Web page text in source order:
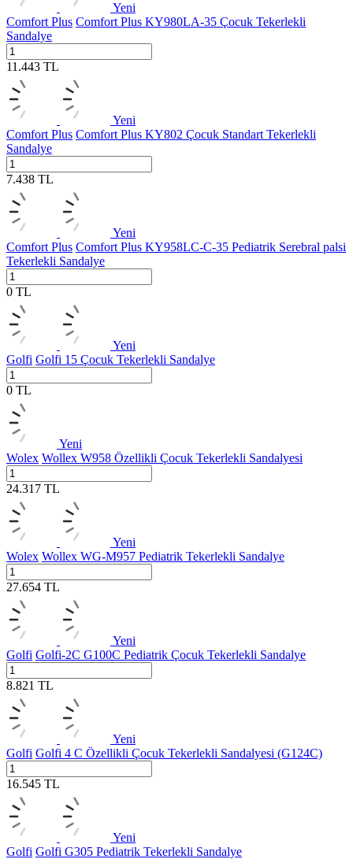
Yeni
Comfort Plus Comfort Plus KY980LA-35 Çocuk Tekerlekli
Sandalye
11.443 TL
Yeni
Comfort Plus Comfort Plus KY802 Çocuk Standart Tekerlekli
Sandalye
7.438 TL
Yeni
Comfort Plus Comfort Plus KY958LC-C-35 Pediatrik Serebral palsi
Tekerlekli Sandalye
0 TL
Yeni
Golfi Golfi 15 Çocuk Tekerlekli Sandalye
0 TL
Yeni
Wolex Wollex W958 Özellikli Çocuk Tekerlekli Sandalyesi
24.317 TL
Yeni
Wolex Wollex WG-M957 Pediatrik Tekerlekli Sandalye
27.654 TL
Yeni
Golfi Golfi-2C G100C Pediatrik Çocuk Tekerlekli Sandalye
8.821 TL
Yeni
Golfi Golfi 4 C Özellikli Çocuk Tekerlekli Sandalyesi (G124C)
16.545 TL
Yeni
Golfi Golfi G305 Pediatrik Tekerlekli Sandalye